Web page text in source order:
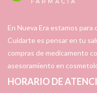
En Nueva Era estamos para
Cuidarte es pensar en tu
compras de medicamento
asesoramiento en
HORARIO DE